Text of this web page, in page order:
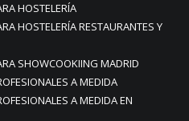
HOSTELERÍA
HOSTELERÍA RESTAURANTES Y
SHOWCOOKIING MADRID
A MEDIDA
A MEDIDA EN